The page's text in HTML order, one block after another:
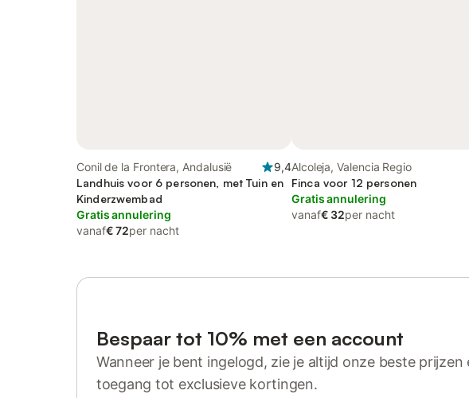
Conil de la Frontera, Andalusië
9,4
Landhuis voor 6 personen, met Tuin en
Kinderzwembad
Gratis annulering
vanaf€ 72per nacht
Alcoleja, Valencia Regio
Finca voor 12 personen
Gratis annulering
vanaf€ 32per nacht
Bespaar tot 10% met een account
Wanneer je bent ingelogd, zie je altijd onze beste prijzen
toegang tot exclusieve kortingen.